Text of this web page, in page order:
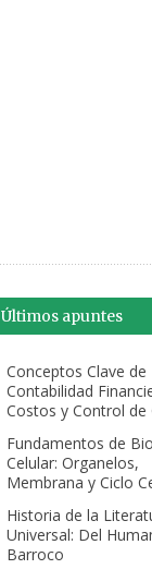
Últimos apuntes
Conceptos Clave de
Contabilidad
Costos y Control de
Fundamentos de
Celular: Organelos,
Membrana y Ciclo
Historia de la
Universal: Del
Barroco